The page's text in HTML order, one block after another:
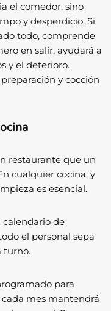
el comedor, sino
y desperdicio. Si
todo, comprende
en salir, ayudará a
y el deterioro.
y cocción
restaurante que un
cualquier cocina, y
es esencial.
calendario de
el personal sepa
turno.
para
mes mantendrá